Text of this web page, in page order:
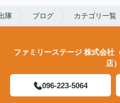
隊 ブログ カテゴリ一覧
ファミリーステージ 株式会社
店）
096-223-5064